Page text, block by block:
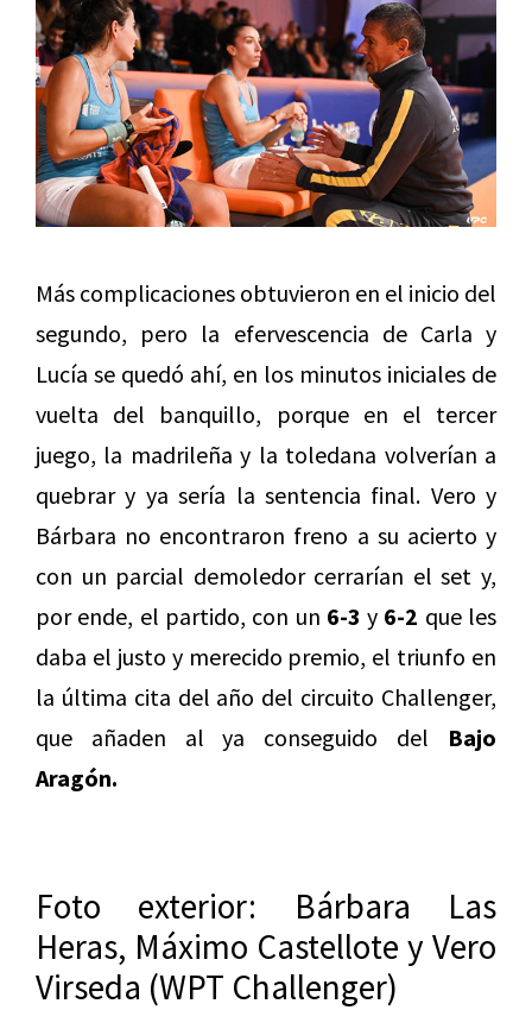
Más complicaciones obtuvieron en el inicio del
segundo, pero la efervescencia de Carla y
Lucía se quedó ahí, en los minutos iniciales de
vuelta del banquillo, porque en el tercer
juego, la madrileña y la toledana volverían a
quebrar y ya sería la sentencia final. Vero y
Bárbara no encontraron freno a su acierto y
con un parcial demoledor cerrarían el set y,
por ende, el partido, con un 6-3y 6-2 que les
daba el justo y merecido premio, el triunfo en
la última cita del año del circuito Challenger,
que añaden al ya conseguido del Bajo
Aragón.
Foto exterior: Bárbara Las
Heras, Máximo Castellote y Vero
Virseda (WPT Challenger)